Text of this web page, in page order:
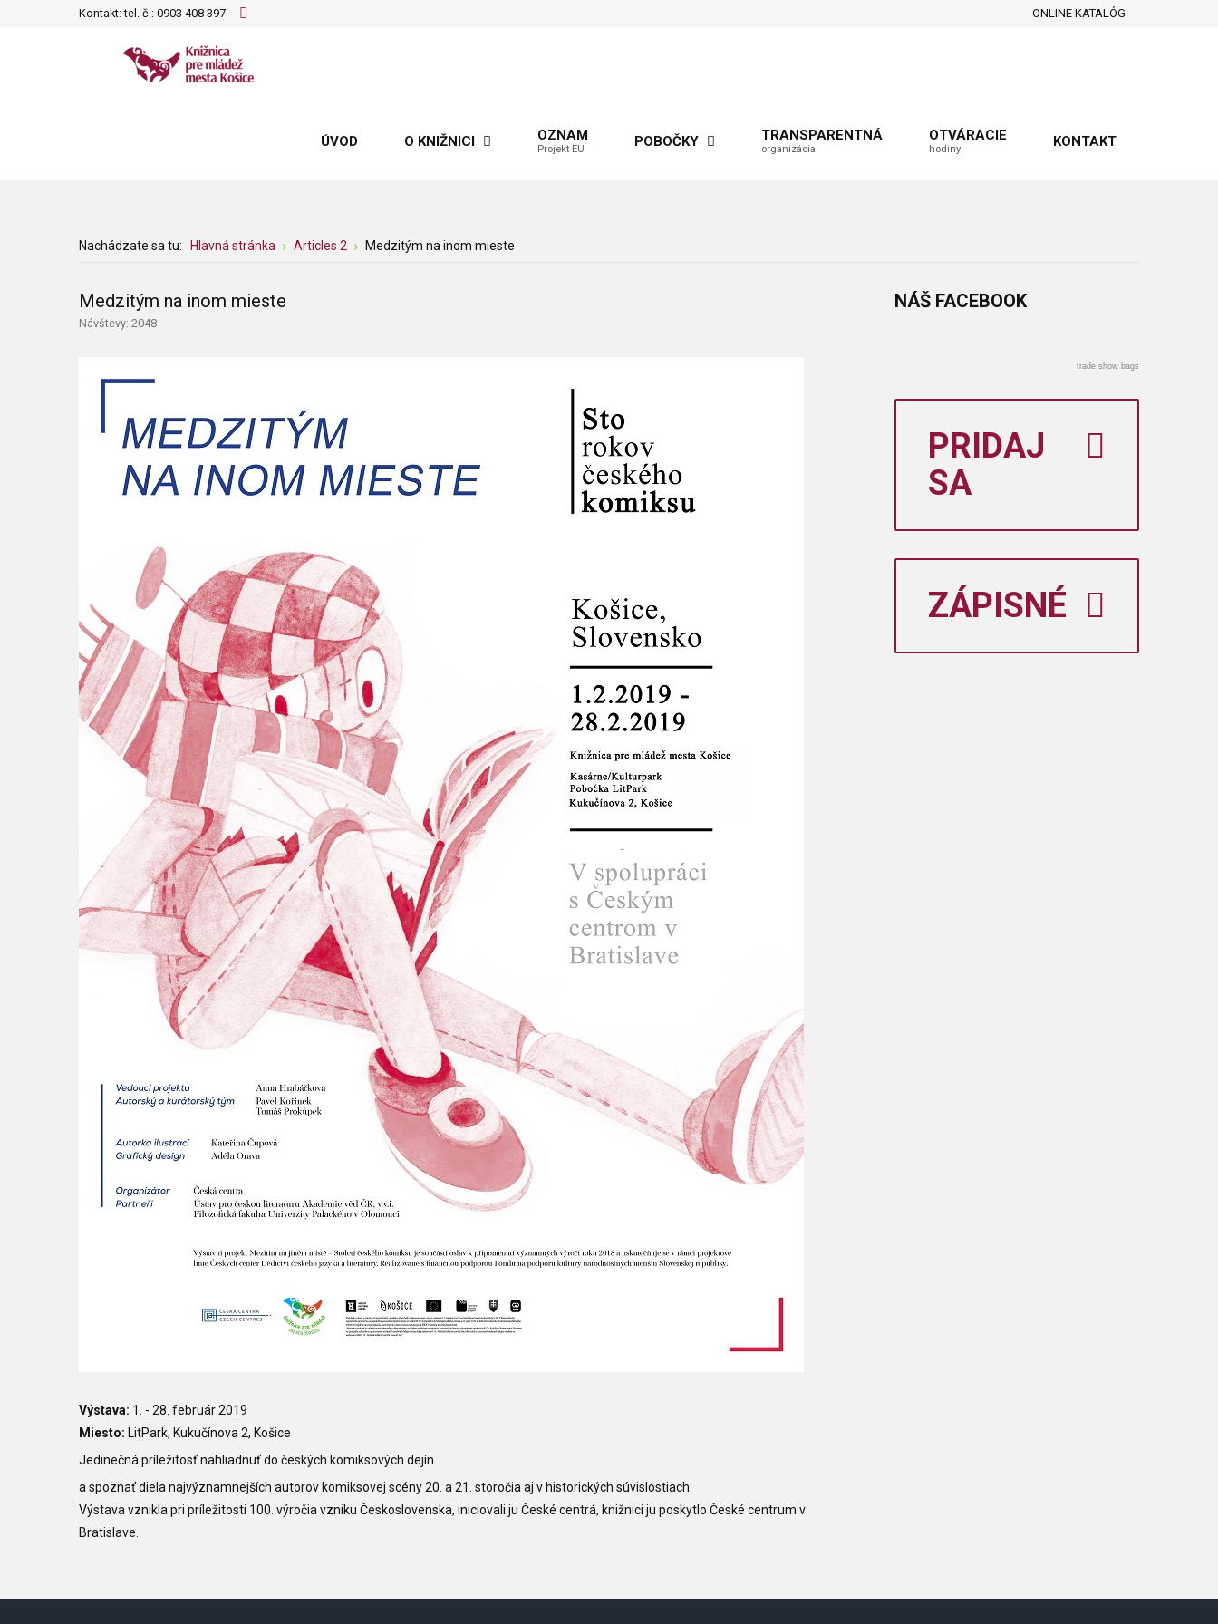
Kontakt: tel. č.: 0903 408 397 ONLINE KATALÓG
ÚVOD O KNIŽNICI OZNAM
Projekt EU POBOČKY TRANSPARENTNÁ
organizácia
OTVÁRACIE
hodiny KONTAKT
Nachádzate sa tu: Hlavná stránka Articles 2 Medzitým na inom mieste
Medzitým na inom mieste
Návštevy: 2048
Výstava: 1. - 28. február 2019
Miesto: LitPark, Kukučínova 2, Košice
Jedinečná príležitosť nahliadnuť do českých komiksových dejín
a spoznať diela najvýznamnejších autorov komiksovej scény 20. a 21. storočia aj v historických súvislostiach.
Výstava vznikla pri príležitosti 100. výročia vzniku Československa, iniciovali ju České centrá, knižnici ju poskytlo České centrum v
Bratislave.
NÁŠ FACEBOOK
trade show bags
PRIDAJ
SA
ZÁPISNÉ